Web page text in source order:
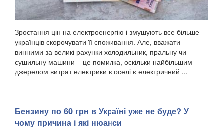
Зростання цін на електроенергію і змушують все більше
українців скорочувати її споживання. Але, вважати
винними за великі рахунки холодильник, пральну чи
сушильну машини – це помилка, оскільки найбільшим
джерелом витрат електрики в оселі є електричний ...
Бензину по 60 грн в Україні уже не буде? У
чому причина і які нюанси